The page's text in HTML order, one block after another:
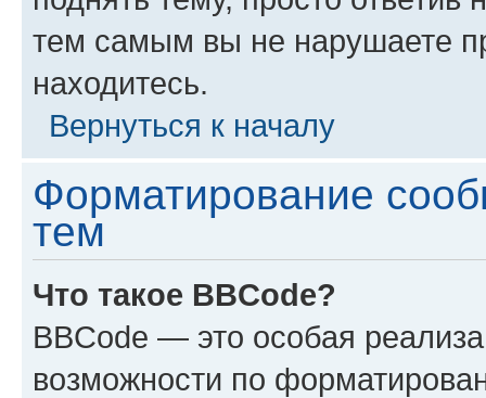
тем самым вы не нарушаете
находитесь.
Вернуться к началу
Форматирование
тем
Что такое BBCode?
BBCode — это особая
возможности по